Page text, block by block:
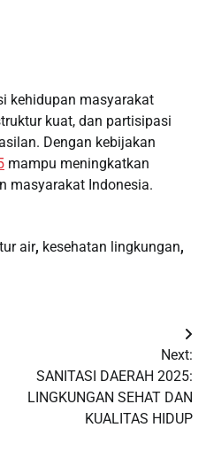
kehidupan masyarakat
kuat, dan partisipasi
Dengan kebijakan
mampu meningkatkan
masyarakat Indonesia.
air, kesehatan lingkungan,
Next:
SANITASI DAERAH 2025:
LINGKUNGAN SEHAT DAN
KUALITAS HIDUP